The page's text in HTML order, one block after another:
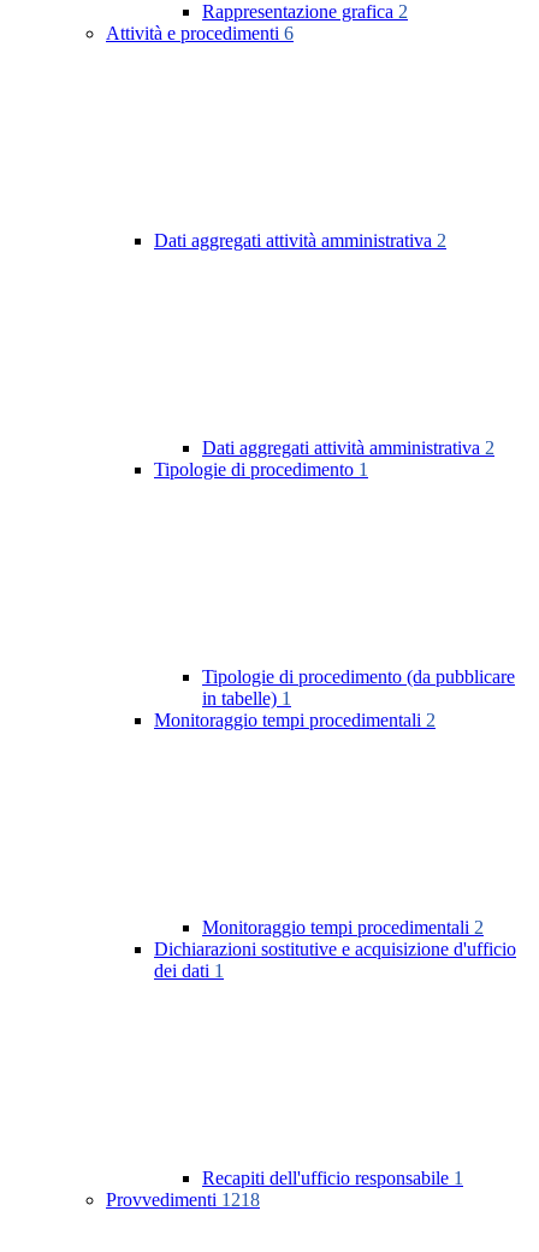
Rappresentazione grafica 2
Attività e procedimenti 6
Dati aggregati attività amministrativa 2
Dati aggregati attività amministrativa 2
Tipologie di procedimento 1
Tipologie di procedimento (da pubblicare
in tabelle) 1
Monitoraggio tempi procedimentali 2
Monitoraggio tempi procedimentali 2
Dichiarazioni sostitutive e acquisizione d'ufficio
dei dati 1
Recapiti dell'ufficio responsabile 1
Provvedimenti 1218